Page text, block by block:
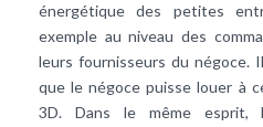
énergétique des petites
exemple au niveau des
leurs fournisseurs du négoce.
que le négoce puisse louer à
3D. Dans le même esprit,